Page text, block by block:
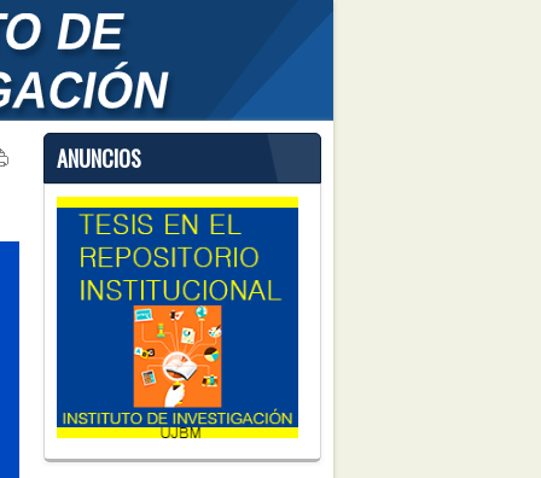
ANUNCIOS